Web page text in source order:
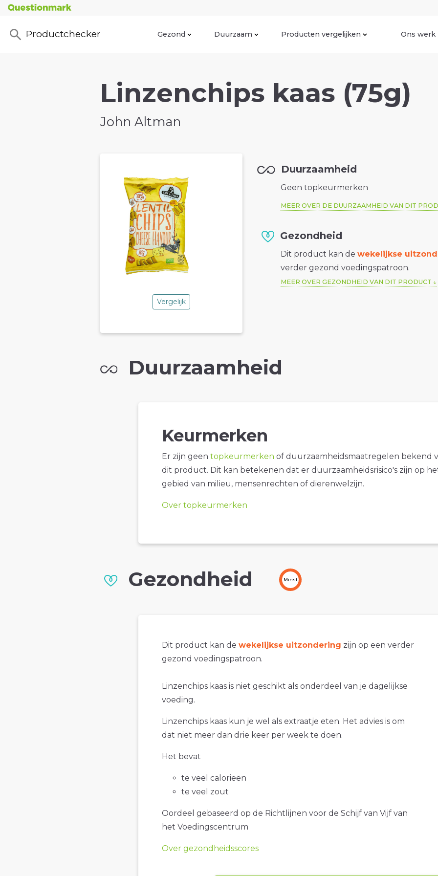
Productchecker Gezond Duurzaam Producten vergelijken Ons werk
Linzenchips kaas (75g)
John Altman
Vergelijk
Duurzaamheid
Geen topkeurmerken
MEER OVER DE DUURZAAMHEID VAN DIT
Gezondheid
Dit product kan dewekelijkse
verder gezond voedingspatroon.
MEER OVER GEZONDHEID VAN DIT PRODUCT
Duurzaamheid
Keurmerken
Er zijn geen topkeurmerken of duurzaamheidsmaatregelen bekend
dit product. Dit kan betekenen dat er duurzaamheidsrisico's zijn op
gebied van milieu, mensenrechten of dierenwelzijn.
Over topkeurmerken
Gezondheid Minst
Dit product kan de wekelijkse uitzondering zijn op een verder
gezond voedingspatroon.
Linzenchips kaas is niet geschikt als onderdeel van je dagelijkse
voeding.
Linzenchips kaas kun je wel als extraatje eten. Het advies is om
dat niet meer dan drie keer per week te doen.
Het bevat
te veel calorieën
te veel zout
Oordeel gebaseerd op de Richtlijnen voor de Schijf van Vijf van
het Voedingscentrum
Over gezondheidsscores